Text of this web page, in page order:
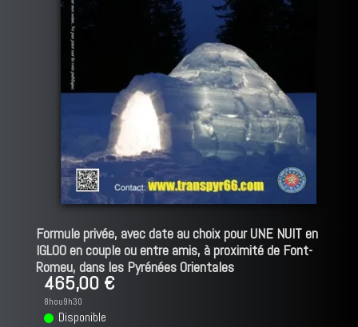
Formule privée, avec date au choix pour UNE NUIT en
IGLOO en couple ou entre amis, à proximité de Font-
Romeu, dans les Pyrénées Orientales
465,00 €
8hou9h30
Disponible